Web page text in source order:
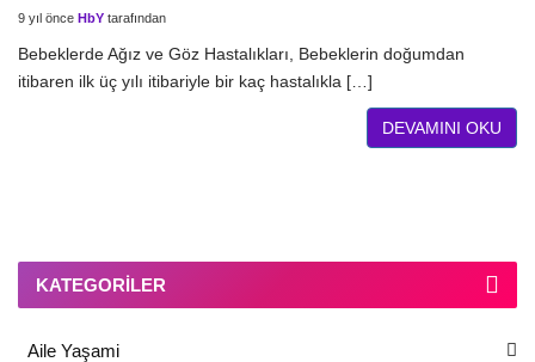
9 yıl önce HbY tarafından
Bebeklerde Ağız ve Göz Hastalıkları, Bebeklerin doğumdan
itibaren ilk üç yılı itibariyle bir kaç hastalıkla […]
DEVAMINI OKU
KATEGORILER
Aile Yaşami